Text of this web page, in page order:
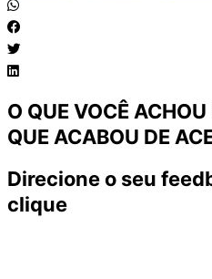
O QUE VOCÊ
QUE ACABOU DE
Direcione o seu
clique